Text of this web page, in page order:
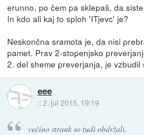
erunno, po čem pa sklepaš, da
In kdo ali kaj to sploh 'ITjevc' je?
Neskončna sramota je, da nisi
pamet. Prav 2-stopenjsko
2. del sheme preverjanja, je vzbudil
eee
::2. jul 2015, 19:19
večino strank so tudi obdržali.